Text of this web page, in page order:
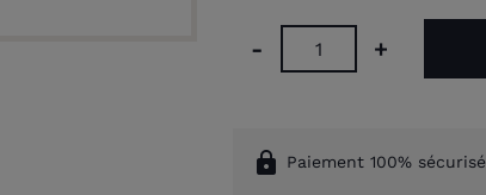
- +
lock Paiement 100% sécurisé